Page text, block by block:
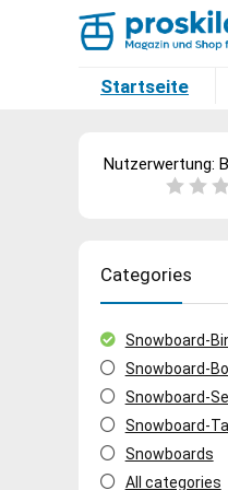
Startseite
Nutzerwertung:
Categories
Snowboard-
Snowboard-
Snowboard-
Snowboard-
Snowboards
All categories